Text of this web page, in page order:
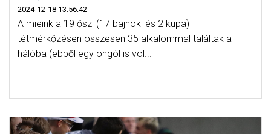
2024-12-18 13:56:42
A mieink a 19 őszi (17 bajnoki és 2 kupa)
tétmérkőzésen összesen 35 alkalommal találtak a
hálóba (ebből egy öngól is vol...